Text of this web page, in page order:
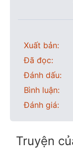
Xuất bản:
Đã đọc:
Đánh dấu:
Bình luận:
Đánh giá:
Truyện